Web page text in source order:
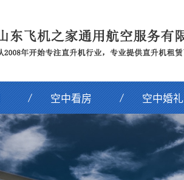
空中看房 空中婚礼